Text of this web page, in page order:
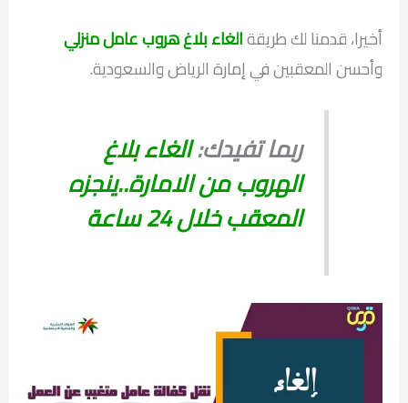
أخيرا، قدمنا لك طريقةالغاء بلاغ هروب عامل منزلي
وأحسن المعقبين في إمارة الرياض والسعودية.
ربما تفيدك:الغاء بلاغ
الهروب من الامارة..ينجزه
المعقب خلال 24 ساعة